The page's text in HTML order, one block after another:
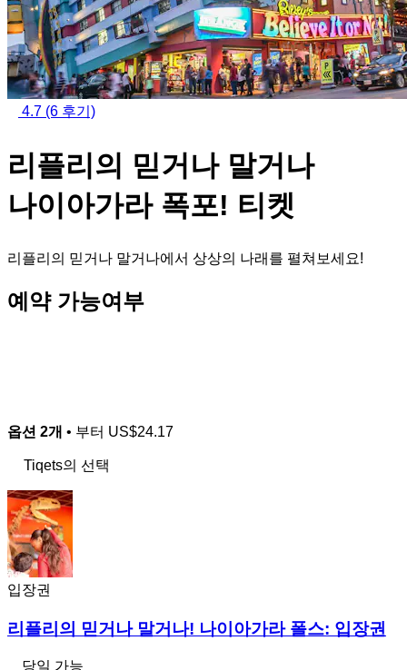
4.7 (6 후기)
리플리의 믿거나 말거나
나이아가라 폭포! 티켓
리플리의 믿거나 말거나에서 상상의 나래를 펼쳐보세요!
예약 가능여부
옵션 2개 • 부터 US$24.17
Tiqets의 선택
입장권
리플리의 믿거나 말거나! 나이아가라 폴스: 입장권
당일 가능